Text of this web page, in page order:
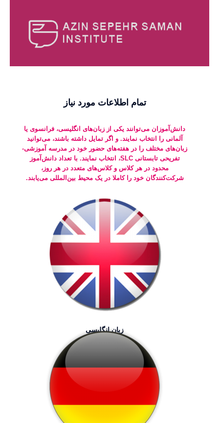
تمام اطلاعات مورد نیاز
دانش‌آموزان می‌توانند یکی از زبان‌های انگلیسی، فرانسوی یا
آلمانی را انتخاب نمایند. و اگر تمایل داشته باشند، می‌توانید
زبان‌های مختلف را در هفته‌های حضور خود در مدرسه آموزشی-
تفریحی تابستانی SLC، انتخاب نمایند. با تعداد دانش‌آموز
محدود در هر کلاس و کلاس‌های متعدد در هر روز،
شرکت‌کنندگان خود را کاملا در یک محیط بین‌المللی می‌یابند.
زبان انگلیسی